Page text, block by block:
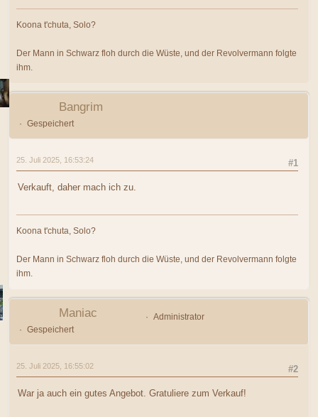
Koona t'chuta, Solo?
Der Mann in Schwarz floh durch die Wüste, und der Revolvermann folgte
ihm.
Bangrim
Gespeichert
#1
25. Juli 2025, 16:53:24
Verkauft, daher mach ich zu.
Koona t'chuta, Solo?
Der Mann in Schwarz floh durch die Wüste, und der Revolvermann folgte
ihm.
Maniac
Administrator
Gespeichert
#2
25. Juli 2025, 16:55:02
War ja auch ein gutes Angebot. Gratuliere zum Verkauf!